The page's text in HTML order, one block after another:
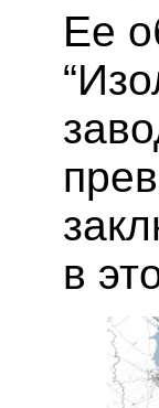
Ее
в